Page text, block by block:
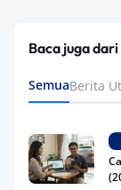
Baca juga
SemuaBerita